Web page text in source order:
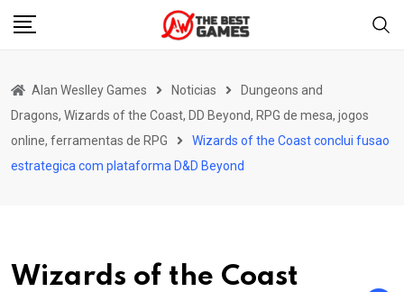
Skip
Alan Weslley Games Noticias
Dungeons and
Dragons, Wizards of the Coast, DD Beyond, RPG de mesa, jogos
online, ferramentas de RPG
Wizards of the Coast conclui fusao
estrategica com plataforma D&D Beyond
Wizards of the Coast